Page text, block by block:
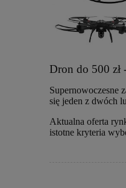
Dron do 500 zł
Supernowoczesne
się jeden z dwóch
Aktualna oferta
istotne kryteria